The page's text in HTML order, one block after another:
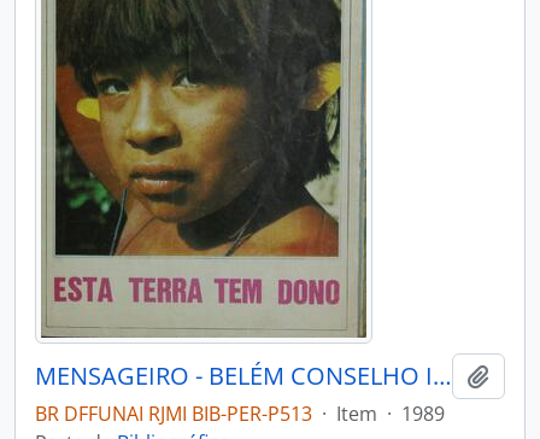
MENSAGEIRO - BELÉM CONSELHO INDIGENISTA MISSIONÁRIO - 1989 - Nº59
BR DFFUNAI RJMI BIB-PER-P513 · Item · 1989